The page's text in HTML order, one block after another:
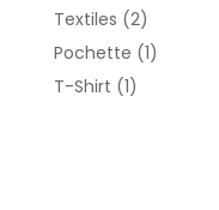
Textiles 22
produits
Pochette 11
T-Shirt 11